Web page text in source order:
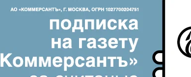
Реклама в «Ъ»